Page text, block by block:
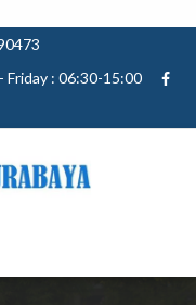
Friday : 06:30-15:00